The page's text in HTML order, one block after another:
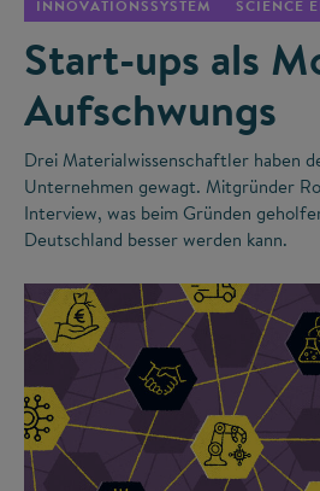
INNOVATIONSSYSTEM SCIENCE
Start-ups als
Aufschwungs
Drei Materialwissenschaftler haben
Unternehmen gewagt. Mitgründer
Interview, was beim Gründen
Deutschland besser werden kann.